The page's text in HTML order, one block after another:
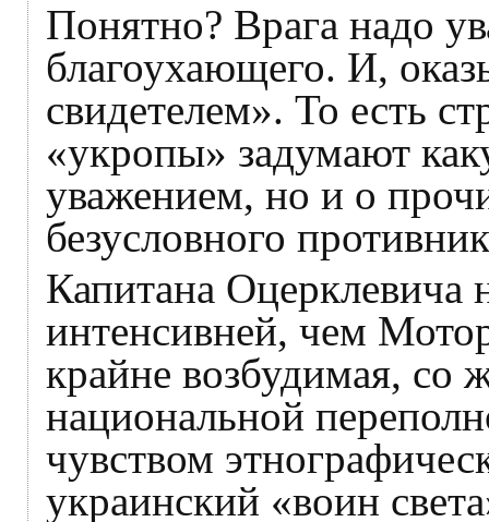
Понятно? Врага надо
благоухающего. И,
свидетелем». То есть
«укропы» задумают
уважением, но и о
безусловного
Капитана Оцерклевича
интенсивней, чем
крайне возбудимая, со
национальной
чувством
украинский «воин